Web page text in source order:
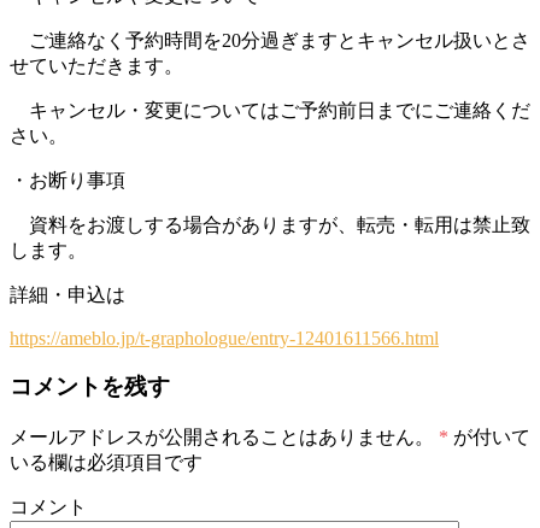
ご連絡なく予約時間を20分過ぎますとキャンセル扱いとさ
せていただきます。
キャンセル・変更についてはご予約前日までにご連絡くだ
さい。
・お断り事項
資料をお渡しする場合がありますが、転売・転用は禁止致
します。
詳細・申込は
https://ameblo.jp/t-graphologue/entry-12401611566.html
コメントを残す
メールアドレスが公開されることはありません。 * が付いて
いる欄は必須項目です
コメント